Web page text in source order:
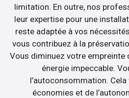
limitation. En outre, nos
leur expertise pour une
reste adaptée à vos
vous contribuez à la
Vous diminuez votre empreinte
énergie impeccable.
l’autoconsommation.
économies et de